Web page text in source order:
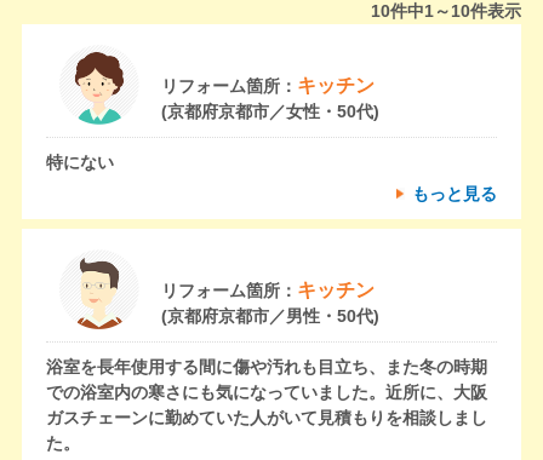
10件中1～10件表示
リフォーム箇所： キッチン
(京都府京都市／女性・50代)
特にない
もっと見る
リフォーム箇所： キッチン
(京都府京都市／男性・50代)
浴室を長年使用する間に傷や汚れも目立ち、また冬の時期
での浴室内の寒さにも気になっていました。近所に、大阪
ガスチェーンに勤めていた人がいて見積もりを相談しまし
た。